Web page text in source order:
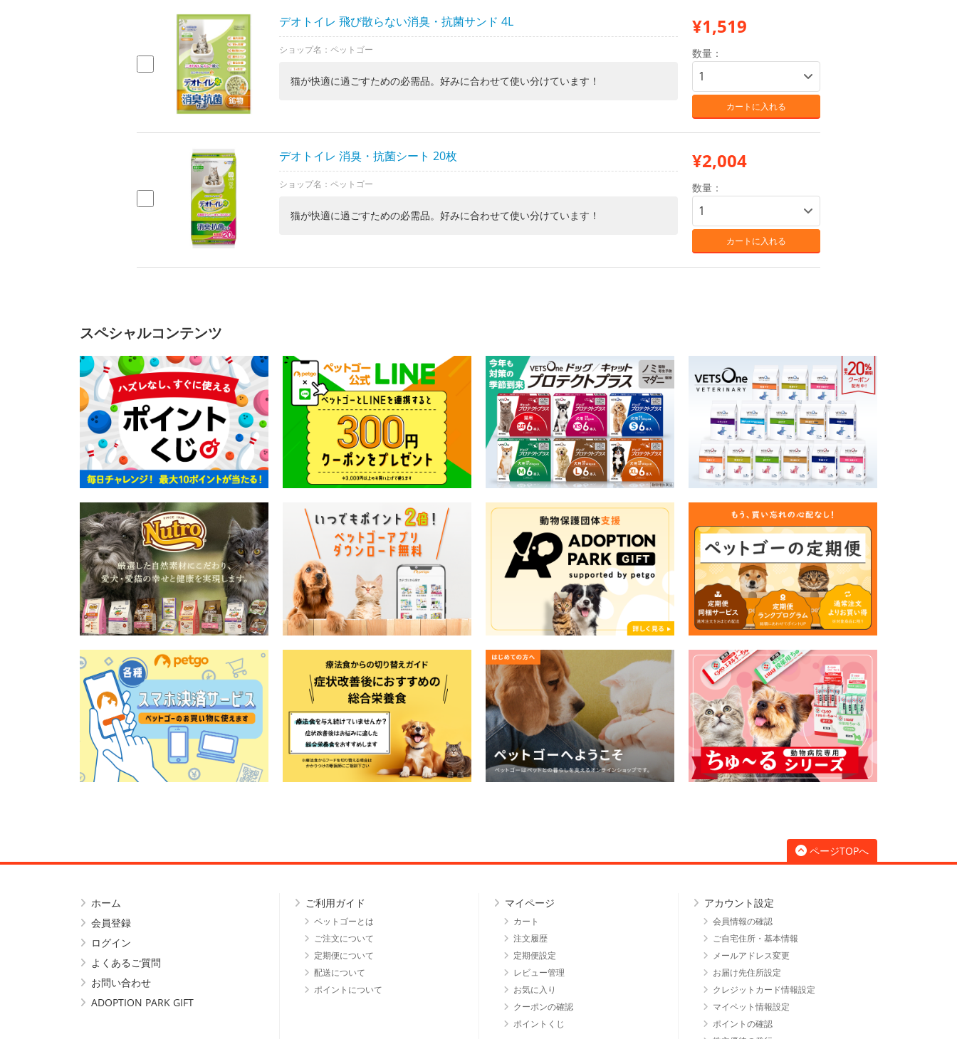
デオトイレ 飛び散らない消臭・抗菌サンド 4L
ショップ名：ペットゴー
猫が快適に過ごすための必需品。好みに合わせて使い分けています！
¥1,519
数量：
カートに入れる
デオトイレ 消臭・抗菌シート 20枚
ショップ名：ペットゴー
猫が快適に過ごすための必需品。好みに合わせて使い分けています！
¥2,004
数量：
カートに入れる
スペシャルコンテンツ
ページTOPへ
ホーム
会員登録
ログイン
よくあるご質問
お問い合わせ
ADOPTION PARK GIFT
ご利用ガイド
ペットゴーとは
ご注文について
定期便について
配送について
ポイントについて
マイページ
カート
注文履歴
定期便設定
レビュー管理
お気に入り
クーポンの確認
ポイントくじ
アカウント設定
会員情報の確認
ご自宅住所・基本情報
メールアドレス変更
お届け先住所設定
クレジットカード情報設定
マイペット情報設定
ポイントの確認